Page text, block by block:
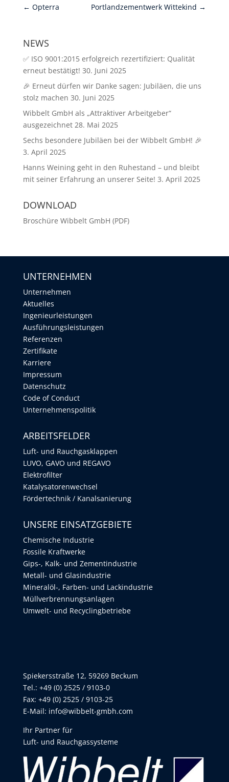
← Opterra Portlandzementwerk Wittekind →
NEWS
✅ ISO 9001:2015 erfolgreich rezertifiziert: Qualität
erneut bestätigt! 30. Juni 2025
🎉 Erneut dürfen wir Danke sagen: Jubiläen, die uns
stolz machen 30. Juni 2025
Wibbelt GmbH als „Attraktiver Arbeitgeber“
ausgezeichnet 28. Mai 2025
Sechs besondere Jubiläen bei der Wibbelt GmbH! 🎉
3. April 2025
Hanns Weining geht in den Ruhestand – und bleibt
mit seiner Erfahrung an unserer Seite! 3. April 2025
DOWNLOAD
Broschüre Wibbelt GmbH (PDF)
UNTERNEHMEN
Unternehmen
Aktuelles
Ingenieurleistungen
Ausführungsleistungen
Referenzen
Zertifikate
Karriere
Impressum
Datenschutz
Code of Conduct
Unternehmenspolitik
ARBEITSFELDER
Luft- und Rauchgasklappen
LUVO, GAVO und REGAVO
Elektrofilter
Katalysatorenwechsel
Fördertechnik / Kanalsanierung
UNSERE EINSATZGEBIETE
Chemische Industrie
Fossile Kraftwerke
Gips-, Kalk- und Zementindustrie
Metall- und Glasindustrie
Mineralöl-, Farben- und Lackindustrie
Müllverbrennungsanlagen
Umwelt- und Recyclingbetriebe
Spiekersstraße 12, 59269 Beckum
Tel.: +49 (0) 2525 / 9103-0
Fax: +49 (0) 2525 / 9103-25
E-Mail: info@wibbelt-gmbh.com
Ihr Partner für
Luft- und Rauchgassysteme